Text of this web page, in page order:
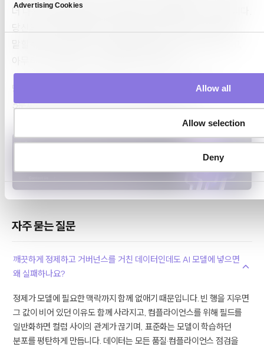
Advertising Cookies
Allow all
Allow selection
Deny
더 나은 AI가 필요한가”보다 더 좁고 더 유용합니다. 이것입니다.
당신의 골드 테이블에서, 특정 필드가 왜 비어 있는지 여전히
말할 수 있는가? 답이 아니오라면 맥락은 이미 사라진 것이고,
아무리 더 정제해도 그것을 되돌리지 못합니다.
당신의 데이터는 깨끗한가요, 아니면 AI-ready한가요?
5분짜리 무료 진단이 어느 쪽인지 알려드립니다.
자주 묻는 질문
깨끗하게 정제하고 거버넌스를 거친 데이터인데도 AI 모델에 넣으면
왜 실패하나요?
정제가 모델에 필요한 맥락까지 함께 없애기 때문입니다. 빈 행을 지우면
그 값이 비어 있던 이유도 함께 사라지고, 컴플라이언스를 위해 필드를
일반화하면 컬럼 사이의 관계가 끊기며, 표준화는 모델이 학습하던
분포를 평탄하게 만듭니다. 데이터는 모든 품질·컴플라이언스 점검을